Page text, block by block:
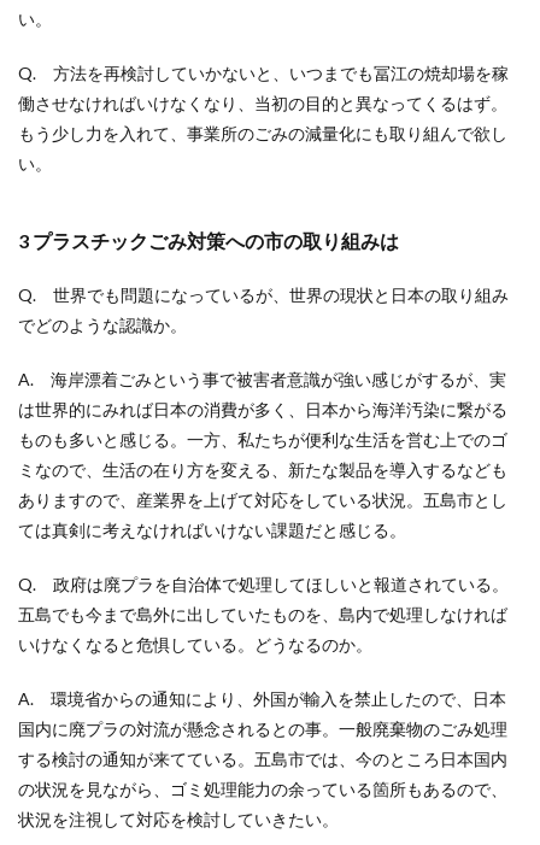
い。
Q. 方法を再検討していかないと、いつまでも冨江の焼却場を稼
働させなければいけなくなり、当初の目的と異なってくるはず。
もう少し力を入れて、事業所のごみの減量化にも取り組んで欲し
い。
3 プラスチックごみ対策への市の取り組みは
Q. 世界でも問題になっているが、世界の現状と日本の取り組み
でどのような認識か。
A. 海岸漂着ごみという事で被害者意識が強い感じがするが、実
は世界的にみれば日本の消費が多く、日本から海洋汚染に繋がる
ものも多いと感じる。一方、私たちが便利な生活を営む上でのゴ
ミなので、生活の在り方を変える、新たな製品を導入するなども
ありますので、産業界を上げて対応をしている状況。五島市とし
ては真剣に考えなければいけない課題だと感じる。
Q. 政府は廃プラを自治体で処理してほしいと報道されている。
五島でも今まで島外に出していたものを、島内で処理しなければ
いけなくなると危惧している。どうなるのか。
A. 環境省からの通知により、外国が輸入を禁止したので、日本
国内に廃プラの対流が懸念されるとの事。一般廃棄物のごみ処理
する検討の通知が来てている。五島市では、今のところ日本国内
の状況を見ながら、ゴミ処理能力の余っている箇所もあるので、
状況を注視して対応を検討していきたい。